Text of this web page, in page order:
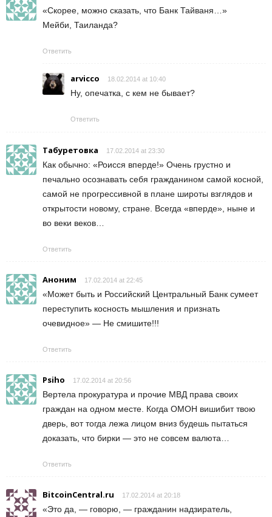
«Скорее, можно сказать, что Банк Тайваня…»
Мейби, Таиланда?
Ответить
arvicco 18.02.2014 at 10:40
Ну, опечатка, с кем не бывает?
Ответить
Табуретовка 17.02.2014 at 23:30
Как обычно: «Роисся вперде!» Очень грустно и
печально осознавать себя гражданином самой косной,
самой не прогрессивной в плане широты взглядов и
открытости новому, стране. Всегда «вперде», ныне и
во веки веков…
Ответить
Аноним 17.02.2014 at 22:45
«Может быть и Российский Центральный Банк сумеет
переступить косность мышления и признать
очевидное» — Не смишите!!!
Ответить
Psiho 17.02.2014 at 20:56
Вертела прокуратура и прочие МВД права своих
граждан на одном месте. Когда ОМОН вишибит твою
дверь, вот тогда лежа лицом вниз будешь пытаться
доказать, что бирки — это не совсем валюта…
Ответить
BitcoinCentral.ru 17.02.2014 at 20:18
«Это да, — говорю, — гражданин надзиратель,